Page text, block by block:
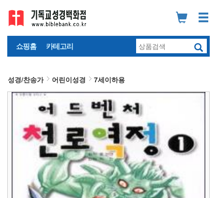
쇼핑홈 카테고리
성경/찬송가 어린이성경 7세이하용